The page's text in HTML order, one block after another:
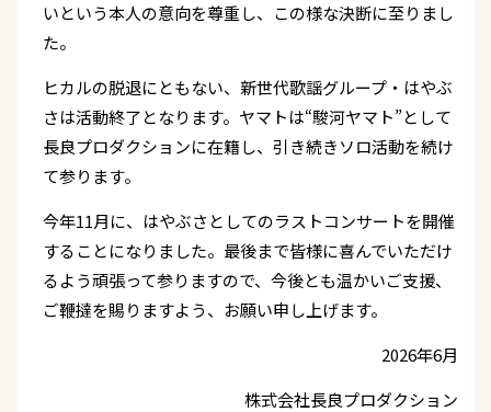
いという本人の意向を尊重し、この様な決断に至りまし
た。
ヒカルの脱退にともない、新世代歌謡グループ・はやぶ
さは活動終了となります。ヤマトは“駿河ヤマト”として
長良プロダクションに在籍し、引き続きソロ活動を続け
て参ります。
今年11月に、はやぶさとしてのラストコンサートを開催
することになりました。最後まで皆様に喜んでいただけ
るよう頑張って参りますので、今後とも温かいご支援、
ご鞭撻を賜りますよう、お願い申し上げます。
2026年6月
株式会社長良プロダクション